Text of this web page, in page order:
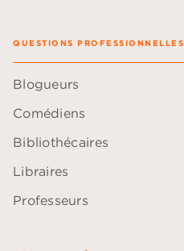
QUESTIONS PROFESSIONNELLES
Blogueurs
Comédiens
Bibliothécaires
Libraires
Professeurs